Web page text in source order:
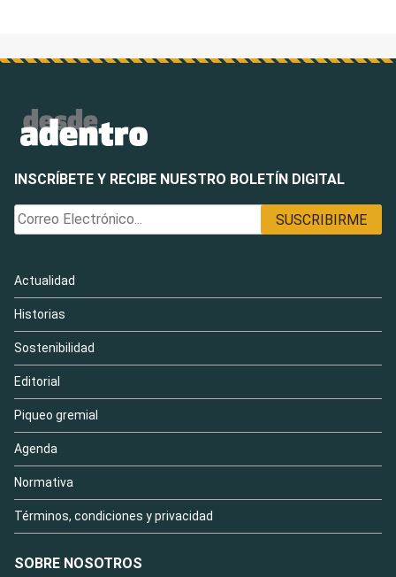
INSCRÍBETE Y RECIBE NUESTRO BOLETÍN DIGITAL
Actualidad
Historias
Sostenibilidad
Editorial
Piqueo gremial
Agenda
Normativa
Términos, condiciones y privacidad
SOBRE NOSOTROS